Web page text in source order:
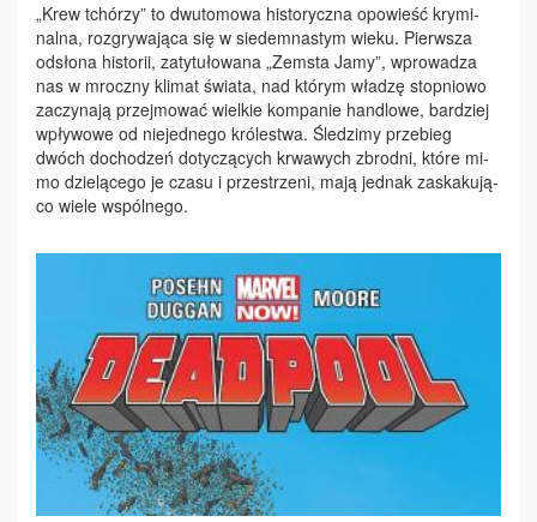
„Krew tchó­rzy” to dwu­to­mo­wa hi­sto­rycz­na opo­wieść kry­mi­
nal­na, roz­gry­wa­ją­ca się w sie­dem­na­stym wie­ku. Pierw­sza
od­sło­na hi­sto­rii, za­ty­tu­ło­wa­na „Ze­msta Ja­my”, wpro­wa­dza
nas w mrocz­ny kli­mat świa­ta, nad któ­rym wła­dzę stop­nio­wo
za­czy­na­ją przej­mo­wać wiel­kie kom­pa­nie han­dlo­we, bar­dziej
wpły­wo­we od nie­jed­ne­go kró­le­stwa. Śle­dzi­my prze­bieg
dwóch do­cho­dzeń do­ty­czą­cych krwa­wych zbrod­ni, któ­re mi­
mo dzie­lą­ce­go je cza­su i prze­strze­ni, ma­ją jed­nak za­ska­ku­ją­
co wie­le wspól­ne­go.